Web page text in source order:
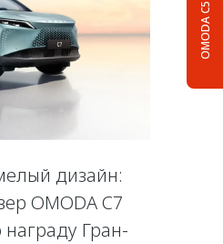
OMODA C5
дизайн:
OMODA C7
Гран-